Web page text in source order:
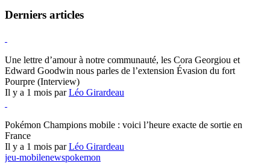
Derniers articles
Une lettre d’amour à notre communauté, les Cora Georgiou et
Edward Goodwin nous parles de l’extension Évasion du fort
Pourpre (Interview)
Il y a 1 mois parLéo Girardeau
Pokémon Champions mobile : voici l’heure exacte de sortie en
France
Il y a 1 mois parLéo Girardeau
jeu-mobilenewspokemon